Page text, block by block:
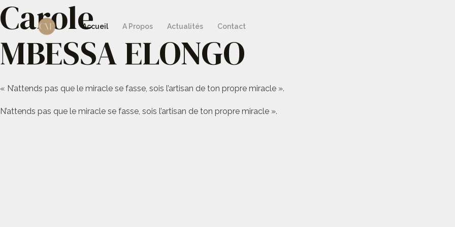
Aller
au
Accueil A Propos Actualités Contact
Carole
MBESSA ELONGO
« N’attends pas que le miracle se fasse, sois l’artisan de ton propre miracle ».
N’attends pas que le miracle se fasse, sois l’artisan de ton propre miracle ».